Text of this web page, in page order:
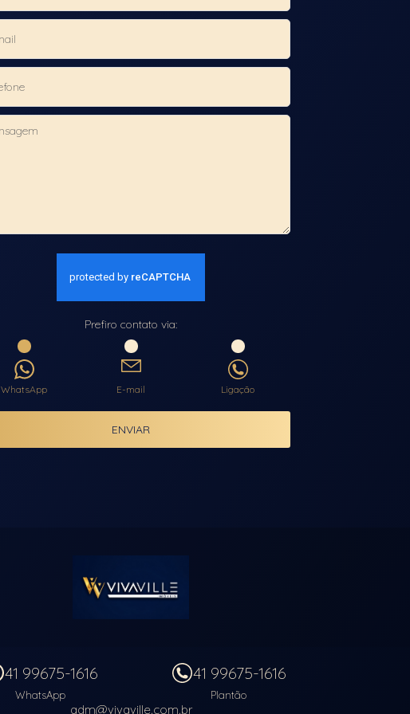
Prefiro contato via:
WhatsApp E-mail Ligação
ENVIAR
41 99675-1616
WhatsApp
41 99675-1616
Plantão
adm@vivaville.com.br